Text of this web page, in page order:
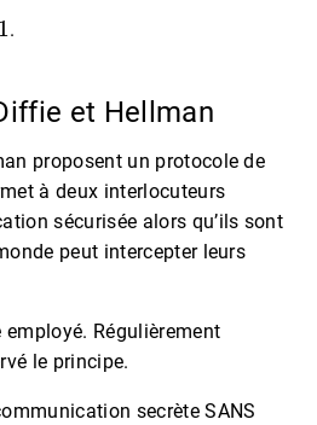
.
et Hellman
proposent un protocole de
à deux interlocuteurs
sécurisée alors qu’ils sont
peut intercepter leurs
Régulièrement
le principe.
secrète SANS